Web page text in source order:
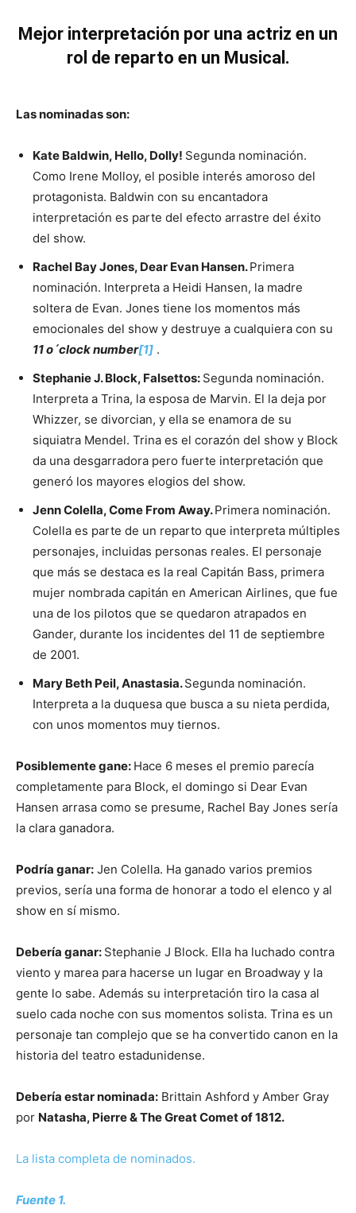
Mejor interpretación por una actriz en un
rol de reparto en un Musical.
Las nominadas son:
Kate Baldwin, Hello, Dolly! Segunda nominación.
Como Irene Molloy, el posible interés amoroso del
protagonista. Baldwin con su encantadora
interpretación es parte del efecto arrastre del éxito
del show.
Rachel Bay Jones, Dear Evan Hansen.Primera
nominación. Interpreta a Heidi Hansen, la madre
soltera de Evan. Jones tiene los momentos más
emocionales del show y destruye a cualquiera con su
11 o´clock number[1] .
Stephanie J. Block, Falsettos: Segunda nominación.
Interpreta a Trina, la esposa de Marvin. El la deja por
Whizzer, se divorcian, y ella se enamora de su
siquiatra Mendel. Trina es el corazón del show y Block
da una desgarradora pero fuerte interpretación que
generó los mayores elogios del show.
Jenn Colella, Come From Away.Primera nominación.
Colella es parte de un reparto que interpreta múltiples
personajes, incluidas personas reales. El personaje
que más se destaca es la real Capitán Bass, primera
mujer nombrada capitán en American Airlines, que fue
una de los pilotos que se quedaron atrapados en
Gander, durante los incidentes del 11 de septiembre
de 2001.
Mary Beth Peil, Anastasia.Segunda nominación.
Interpreta a la duquesa que busca a su nieta perdida,
con unos momentos muy tiernos.
Posiblemente gane: Hace 6 meses el premio parecía
completamente para Block, el domingo si Dear Evan
Hansen arrasa como se presume, Rachel Bay Jones sería
la clara ganadora.
Podría ganar: Jen Colella. Ha ganado varios premios
previos, sería una forma de honorar a todo el elenco y al
show en sí mismo.
Debería ganar: Stephanie J Block. Ella ha luchado contra
viento y marea para hacerse un lugar en Broadway y la
gente lo sabe. Además su interpretación tiro la casa al
suelo cada noche con sus momentos solista. Trina es un
personaje tan complejo que se ha convertido canon en la
historia del teatro estadunidense.
Debería estar nominada: Brittain Ashford y Amber Gray
por Natasha, Pierre & The Great Comet of 1812.
La lista completa de nominados.
Fuente 1.